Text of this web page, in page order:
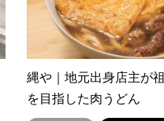
縄や｜地元出身店主が
を目指した肉うどん